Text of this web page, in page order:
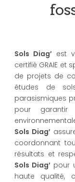
Sols Diag’ est
certifié GRAIE et
de projets de
études de
parasismiques
pour
Sols Diag’
coordonnant
résultats et
Sols Diag’ pour
haute qualité,